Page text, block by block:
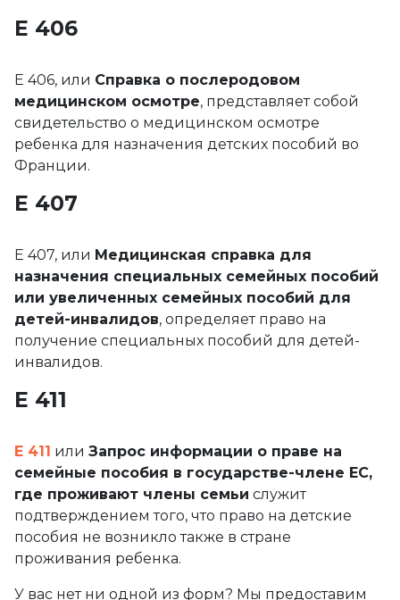
Е 406
E 406, или Справка о послеродовом
медицинском осмотре, представляет собой
свидетельство о медицинском осмотре
ребенка для назначения детских пособий во
Франции.
Е 407
E 407, или Медицинская справка для
назначения специальных семейных пособий
или увеличенных семейных пособий для
детей-инвалидов, определяет право на
получение специальных пособий для детей-
инвалидов.
Е 411
E 411 или Запрос информации о праве на
семейные пособия в государстве-члене ЕС,
где проживают члены семьи служит
подтверждением того, что право на детские
пособия не возникло также в стране
проживания ребенка.
У вас нет ни одной из форм? Мы предоставим